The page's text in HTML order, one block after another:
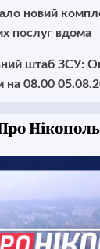
новий
послуг вдома
штаб ЗСУ:
на 08.00